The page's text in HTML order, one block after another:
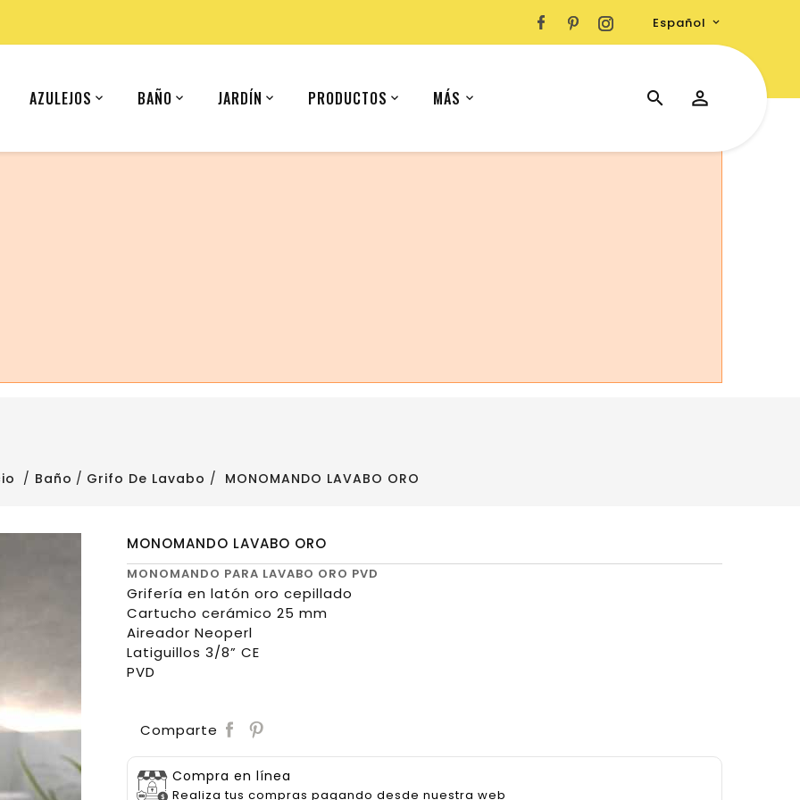
Español 
AZULEJOS BAÑO JARDÍN PRODUCTOS MÁS
States).
Baño Grifo De Lavabo MONOMANDO LAVABO ORO
MONOMANDO LAVABO ORO
MONOMANDO PARA LAVABO ORO PVD
Grifería en latón oro cepillado
Cartucho cerámico 25 mm
Aireador Neoperl
Latiguillos 3/8” CE
PVD
Comparte
Compra en línea
Realiza tus compras pagando desde nuestra web